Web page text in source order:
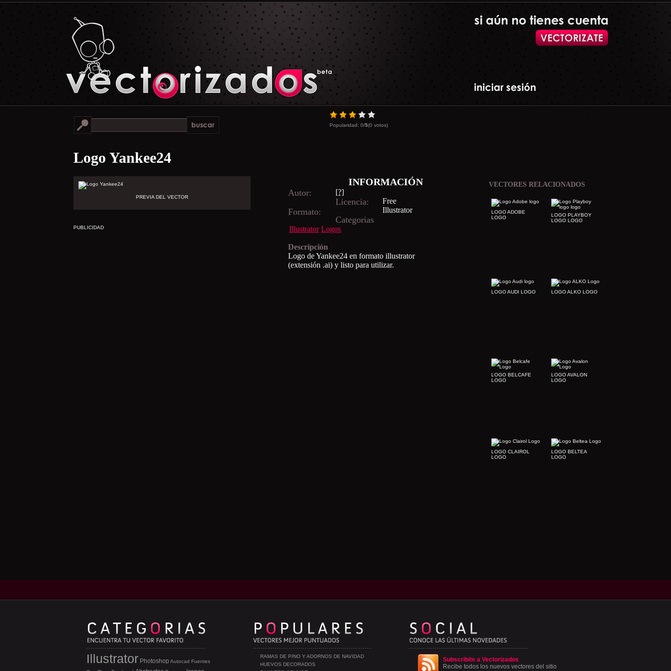
Popularidad: 0/5(0 votos)
Logo Yankee24
PREVIA DEL VECTOR
INFORMACIÓN
Autor: [?]
Licencia: Free
Formato: Illustrator
Categorias
Illustrator Logos
Descripción
Logo de Yankee24 en formato illustrator
(extensión .ai) y listo para utilizar.
PUBLICIDAD
VECTORES RELACIONADOS
LOGO PLAYBOY
LOGO LOGO
LOGO ADOBE
LOGO
LOGO ALKO LOGO
LOGO AUDI LOGO
LOGO AVALON
LOGO
LOGO BELCAFE
LOGO
LOGO BELTEA
LOGO
LOGO CLAIROL
LOGO
Subscribite a Vectorizados
Recibe todos los nuevos vectores del sitio
RAMAS DE PINO Y ADORNOS DE NAVIDAD
HUEVOS DECORADOS
Illustrator Photoshop Autocad Fuentes